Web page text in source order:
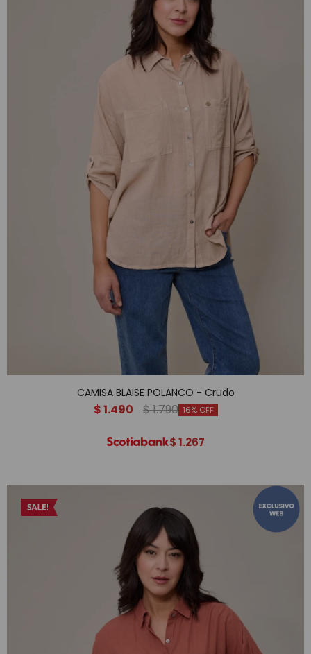
CAMISA BLAISE POLANCO - Crudo
$1.490 $1.790 16
$1.267